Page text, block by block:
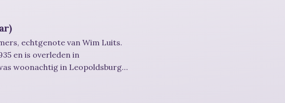
echtgenote van Wim Luits.
en is overleden in
woonachtig in Leopoldsburg